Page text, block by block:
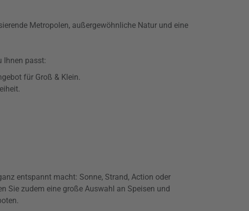
Metropolen, außergewöhnliche Natur und eine
Ihnen passt:
für Groß & Klein.
entspannt macht: Sonne, Strand, Action oder
Sie zudem eine große Auswahl an Speisen und